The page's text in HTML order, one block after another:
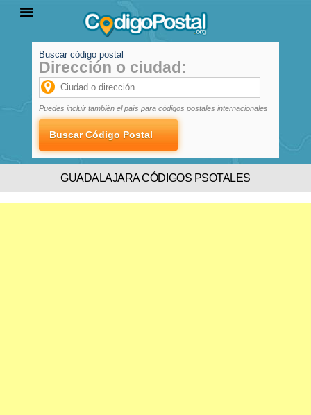
PROVINCIAS
LOCALIDADES
Buscar código postal
Dirección o ciudad:
Puedes incluir también el país para códigos postales internacionales
GUADALAJARA CÓDIGOS PSOTALES